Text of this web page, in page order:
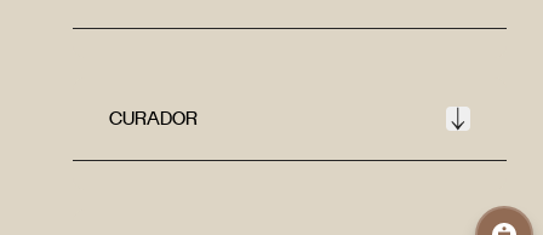
CURADOR